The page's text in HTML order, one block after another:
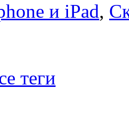
и iPad,
теги